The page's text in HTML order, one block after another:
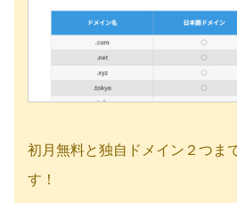
初月無料と独自ドメイン２つま
す！